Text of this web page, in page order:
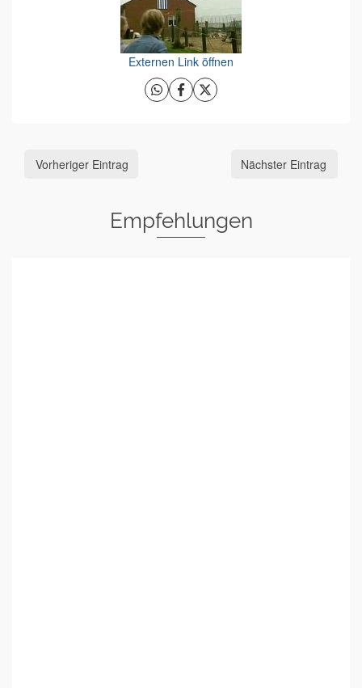
Externen Link öffnen
Vorheriger Eintrag Nächster Eintrag
Empfehlungen